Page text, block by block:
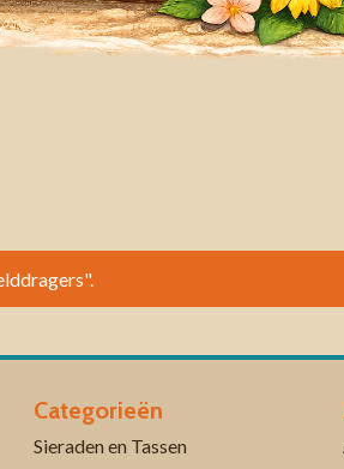
Categorieën
Sieraden en Tassen